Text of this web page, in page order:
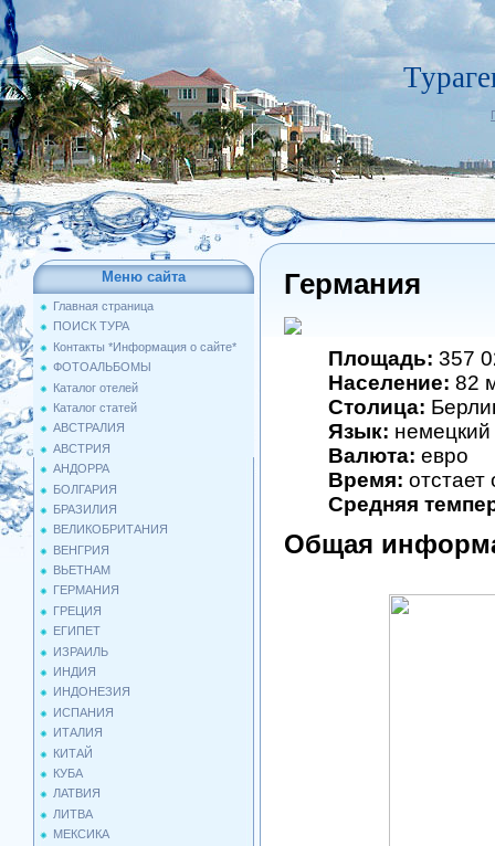
Меню сайта
Главная страница
ПОИСК ТУРА
Контакты *Информация о сайте*
ФОТОАЛЬБОМЫ
Каталог отелей
Каталог статей
АВСТРАЛИЯ
АВСТРИЯ
АНДОРРА
БОЛГАРИЯ
БРАЗИЛИЯ
ВЕЛИКОБРИТАНИЯ
ВЕНГРИЯ
ВЬЕТНАМ
ГЕРМАНИЯ
ГРЕЦИЯ
ЕГИПЕТ
ИЗРАИЛЬ
ИНДИЯ
ИНДОНЕЗИЯ
ИСПАНИЯ
ИТАЛИЯ
КИТАЙ
КУБА
ЛАТВИЯ
ЛИТВА
МЕКСИКА
Германия
Площадь: 357
Население: 82
Столица:
Язык: немецкий
Валюта: евро
Время: отстает
Средняя
Общая